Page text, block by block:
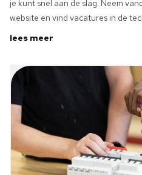
je kunt snel aan de slag. Neem
website en vind vacatures in de
lees meer